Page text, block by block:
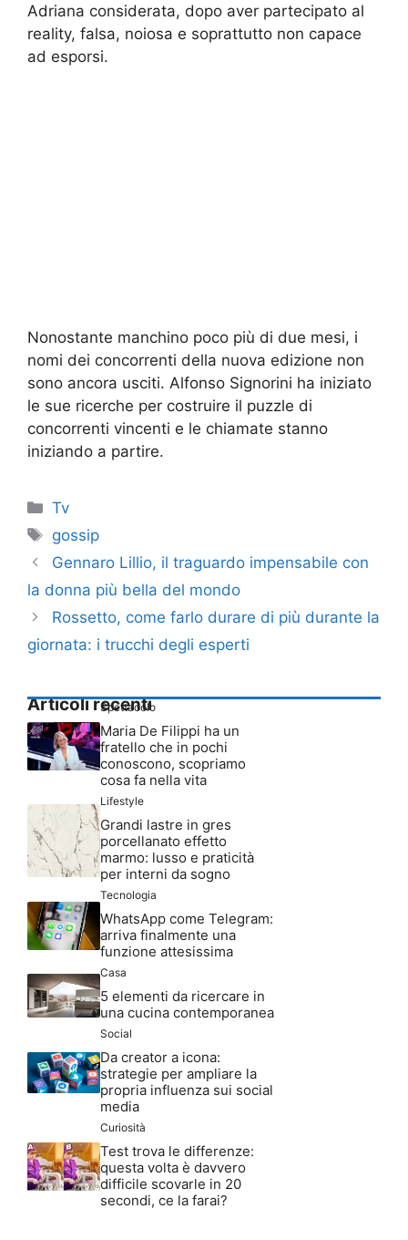
Adriana considerata, dopo aver partecipato al
reality, falsa, noiosa e soprattutto non capace
ad esporsi.
Nonostante manchino poco più di due mesi, i
nomi dei concorrenti della nuova edizione non
sono ancora usciti. Alfonso Signorini ha iniziato
le sue ricerche per costruire il puzzle di
concorrenti vincenti e le chiamate stanno
iniziando a partire.
Categorie
Tv
Tag
gossip
Gennaro Lillio, il traguardo impensabile con
la donna più bella del mondo
Rossetto, come farlo durare di più durante la
giornata: i trucchi degli esperti
Articoli recenti
Spettacolo
Maria De Filippi ha un
fratello che in pochi
conoscono, scopriamo
cosa fa nella vita
Lifestyle
Grandi lastre in gres
porcellanato effetto
marmo: lusso e praticità
per interni da sogno
Tecnologia
WhatsApp come Telegram:
arriva finalmente una
funzione attesissima
Casa
5 elementi da ricercare in
una cucina contemporanea
Social
Da creator a icona:
strategie per ampliare la
propria influenza sui social
media
Curiosità
Test trova le differenze:
questa volta è davvero
difficile scovarle in 20
secondi, ce la farai?